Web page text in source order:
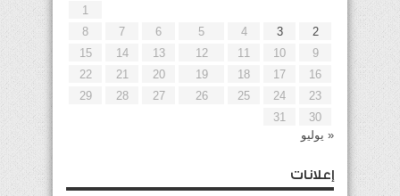
1
2
3
4
5
6
7
8
9
10
11
12
13
14
15
16
17
18
19
20
21
22
23
24
25
26
27
28
29
30
31
« يوليو
إعلانات